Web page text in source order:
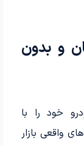
و بدون
خود را با
واقعی بازار